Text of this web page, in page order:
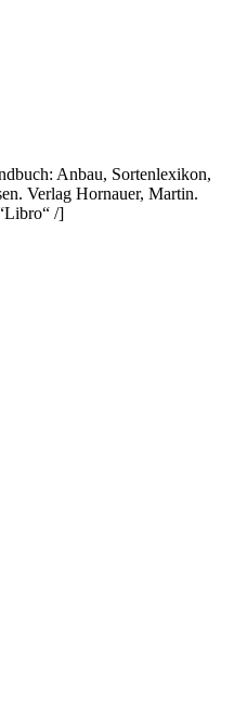
Anbau, Sortenlexikon,
Verlag Hornauer, Martin.
/]